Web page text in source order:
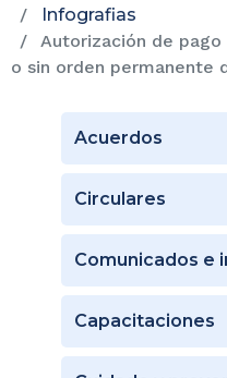
Infografias
Autorización de
o sin orden permanente
Acuerdos
Circulares
Comunicados e
Capacitaciones